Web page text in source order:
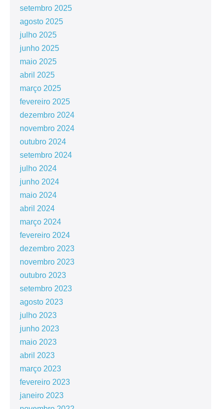
setembro 2025
agosto 2025
julho 2025
junho 2025
maio 2025
abril 2025
março 2025
fevereiro 2025
dezembro 2024
novembro 2024
outubro 2024
setembro 2024
julho 2024
junho 2024
maio 2024
abril 2024
março 2024
fevereiro 2024
dezembro 2023
novembro 2023
outubro 2023
setembro 2023
agosto 2023
julho 2023
junho 2023
maio 2023
abril 2023
março 2023
fevereiro 2023
janeiro 2023